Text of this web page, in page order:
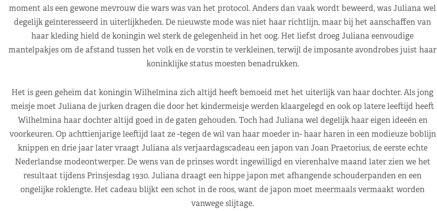
moment als een gewone mevrouw die wars was van het protocol. Anders dan vaak wordt beweerd, was Juliana wel
degelijk geïnteresseerd in uiterlijkheden. De nieuwste mode was niet haar richtlijn, maar bij het aanschaffen van
haar kleding hield de koningin wel sterk de gelegenheid in het oog. Het liefst droeg Juliana eenvoudige
mantelpakjes om de afstand tussen het volk en de vorstin te verkleinen, terwijl de imposante avondrobes juist haar
koninklijke status moesten benadrukken.
Het is geen geheim dat koningin Wilhelmina zich altijd heeft bemoeid met het uiterlijk van haar dochter. Als jong
meisje moet Juliana de jurken dragen die door het kindermeisje werden klaargelegd en ook op latere leeftijd heeft
Wilhelmina haar dochter altijd goed in de gaten gehouden. Toch had Juliana wel degelijk haar eigen ideeën en
voorkeuren. Op achttienjarige leeftijd laat ze -tegen de wil van haar moeder in- haar haren in een modieuze boblijn
knippen en drie jaar later vraagt Juliana als verjaardagscadeau een japon van Joan Praetorius, de eerste echte
Nederlandse modeontwerper. De wens van de prinses wordt ingewilligd en vierenhalve maand later zien we het
resultaat tijdens Prinsjesdag 1930. Juliana draagt een hippe japon met afhangende schouderpanden en een
ongelijke roklengte. Het cadeau blijkt een schot in de roos, want de japon moet meermaals vermaakt worden
vanwege slijtage.